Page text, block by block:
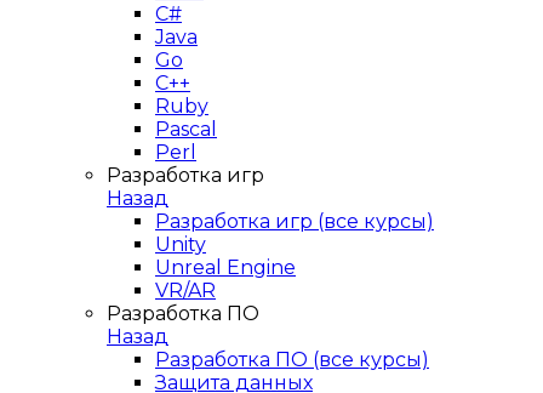
C#
Java
Go
C++
Ruby
Pascal
Perl
Разработка игр
Назад
Разработка игр (все курсы)
Unity
Unreal Engine
VR/AR
Разработка ПО
Назад
Разработка ПО (все курсы)
Защита данных